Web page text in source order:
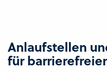
Anlaufstellen
für